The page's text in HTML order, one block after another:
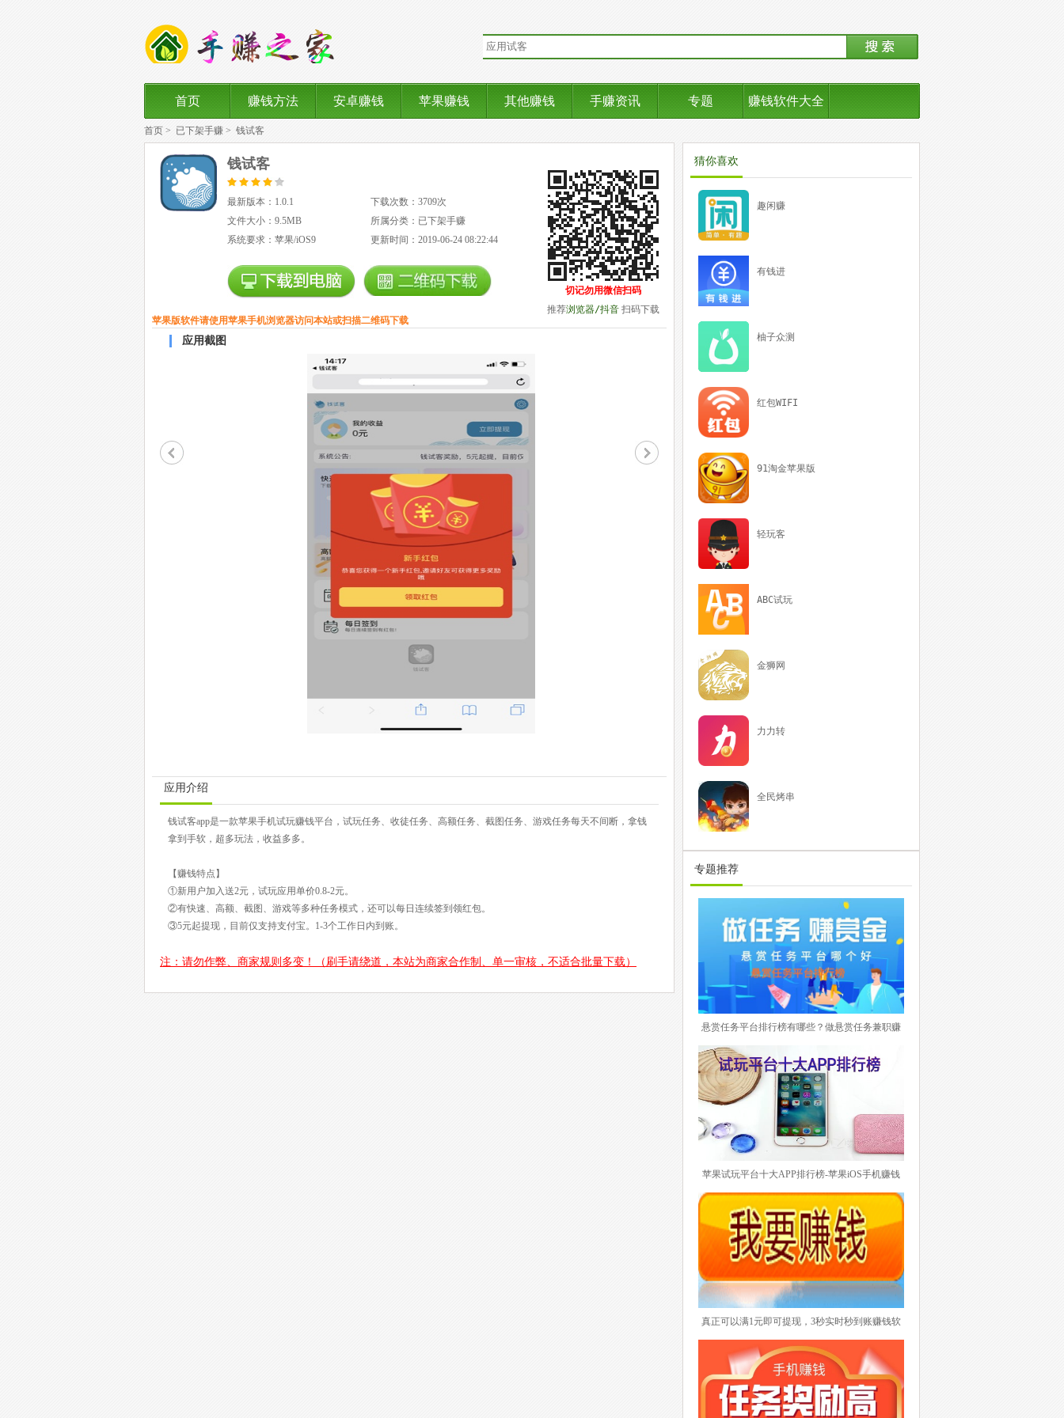
首页 赚钱方法 安卓赚钱 苹果赚钱 其他赚钱 手赚资讯 专题 赚钱软件大全
首页 > 已下架手赚 > 钱试客
切记勿用微信扫码
推荐浏览器/抖音 扫码下载
钱试客
最新版本：1.0.1
下载次数：3709次
文件大小：9.5MB
所属分类：已下架手赚
系统要求：苹果/iOS9
更新时间：2019-06-24 08:22:44
苹果版软件请使用苹果手机浏览器访问本站或扫描二维码下载
应用截图
应用介绍
钱试客app是一款苹果手机试玩赚钱平台，试玩任务、收徒任务、高额任务、截图任务、游戏任务每天不间断，拿钱
拿到手软，超多玩法，收益多多。
【赚钱特点】
①新用户加入送2元，试玩应用单价0.8-2元。
②有快速、高额、截图、游戏等多种任务模式，还可以每日连续签到领红包。
③5元起提现，目前仅支持支付宝。1-3个工作日内到账。
注：请勿作弊、商家规则多变！（刷手请绕道，本站为商家合作制、单一审核，不适合批量下载）
猜你喜欢
趣闲赚
有钱进
柚子众测
红包WIFI
91淘金苹果版
轻玩客
ABC试玩
金狮网
力力转
全民烤串
专题推荐
悬赏任务平台排行榜有哪些？做悬赏任务兼职赚
钱平台在手赚项目里面属于最热门稳定的APP
了。悬赏任务兼职平台的优势是任务种类多，、
任务量大、提现门槛低而且基本上都是秒到账。
另外一点如果任何项目需要完成，你还可以作为
商家发布你需要的任务要求别人去完成。这样就
带起了悬赏任务平台的曝光度。目前悬赏任务兼
苹果试玩平台十大APP排行榜-苹果iOS手机赚钱
试玩平台特别突出的肯定是有的，具备什么条件
才能上排行榜呢？其实大家应该明白试玩平台无
非就是每天任务更新及时稳定而且数量足够，任
务单价适中，更重要一点就是提现打款24小时之
行！
真正可以满1元即可提现，3秒实时秒到账赚钱软
件排行榜